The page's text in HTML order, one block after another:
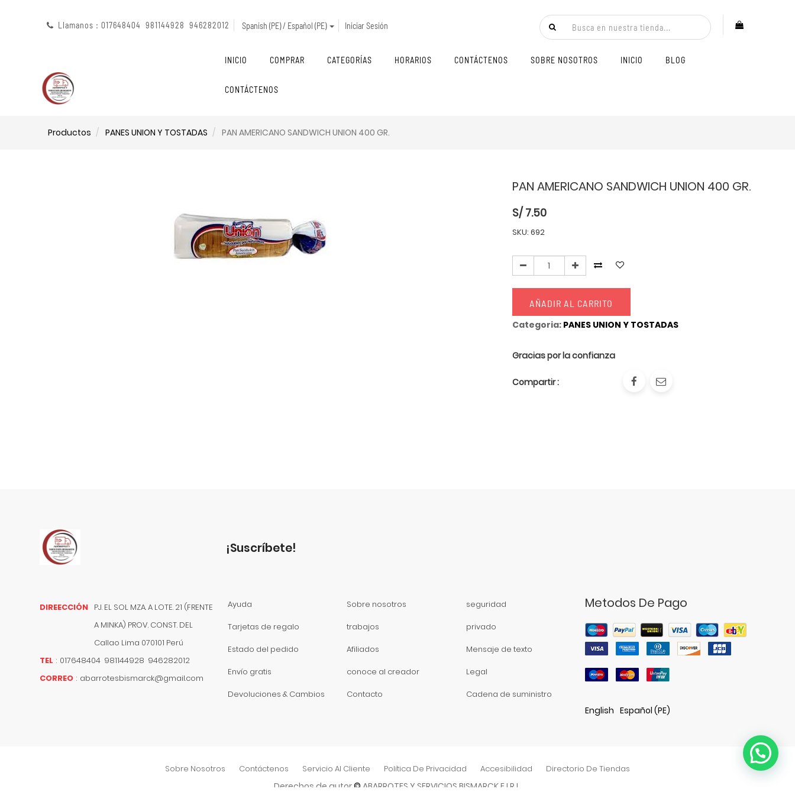
Llamanos : 017648404 981144928 946282012 Spanish (PE) / Español (PE) Iniciar Sesión
INICIO COMPRAR CATEGORÍAS HORARIOS CONTÁCTENOS SOBRE NOSOTROS INICIO BLOG
CONTÁCTENOS
Productos PANES UNION Y TOSTADAS PAN AMERICANO SANDWICH UNION 400 GR.
PAN AMERICANO SANDWICH UNION 400 GR.
S/ 7.50
SKU: 692
AÑADIR AL CARRITO
Categoria: PANES UNION Y TOSTADAS
Gracias por la confianza
Compartir :
¡suscríbete!
DIREECCIÓN PJ. EL SOL MZA. A LOTE. 21 (FRENTE
A MINKA) PROV. CONST. DEL
Callao Lima 070101 Perú
TEL : 017648404 981144928 946282012
CORREO : abarrotesbismarck@gmail.com
Ayuda
Tarjetas de regalo
Estado del pedido
Envío gratis
Devoluciones & Cambios
Sobre nosotros
trabajos
Afiliados
conoce al creador
Contacto
seguridad
privado
Mensaje de texto
Legal
Cadena de suministro
Metodos De Pago
English Español (PE)
Sobre Nosotros Contáctenos Servicio Al Cliente Política De Privacidad Accesibilidad Directorio De Tiendas
Derechos de autor© ABARROTES Y SERVICIOS BISMARCK E.I.R.L.